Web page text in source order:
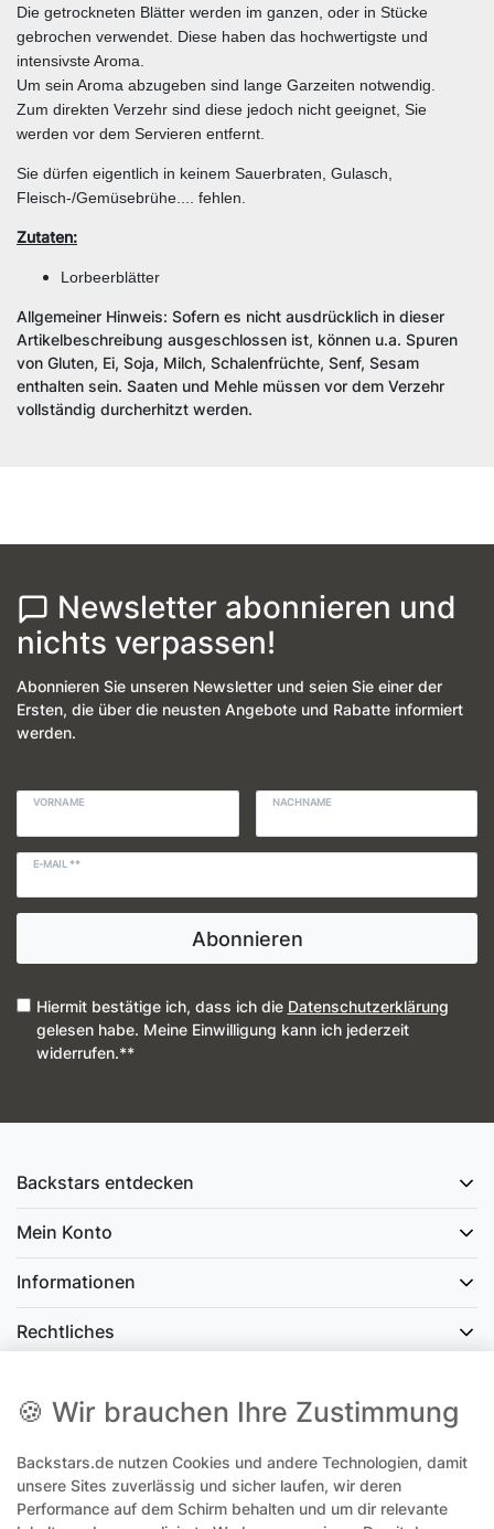
Die getrockneten Blätter werden im ganzen, oder in Stücke
gebrochen verwendet. Diese haben das hochwertigste und
intensivste Aroma.
Um sein Aroma abzugeben sind lange Garzeiten notwendig.
Zum direkten Verzehr sind diese jedoch nicht geeignet, Sie
werden vor dem Servieren entfernt.
Sie dürfen eigentlich in keinem Sauerbraten, Gulasch,
Fleisch-/Gemüsebrühe.... fehlen.
Zutaten:
Lorbeerblätter
Allgemeiner Hinweis: Sofern es nicht ausdrücklich in dieser
Artikelbeschreibung ausgeschlossen ist, können u.a. Spuren
von Gluten, Ei, Soja, Milch, Schalenfrüchte, Senf, Sesam
enthalten sein. Saaten und Mehle müssen vor dem Verzehr
vollständig durcherhitzt werden.
Newsletter abonnieren und
nichts verpassen!
Abonnieren Sie unseren Newsletter und seien Sie einer der
Ersten, die über die neusten Angebote und Rabatte informiert
werden.
VORNAME NACHNAME
E-MAIL **
Abonnieren
Hiermit bestätige ich, dass ich die Daten­schutz­erklärung
gelesen habe. Meine Einwilligung kann ich jederzeit
widerrufen.**
Backstars entdecken
Mein Konto
Informationen
Rechtliches
office@backstars.de
Wir antworten Ihnen schnellstmöglich. An Sonn- und Feiertagen kann
🍪 Wir brauchen Ihre Zustimmung
Backstars.de nutzen Cookies und andere Technologien, damit
unsere Sites zuverlässig und sicher laufen, wir deren
Performance auf dem Schirm behalten und um dir relevante